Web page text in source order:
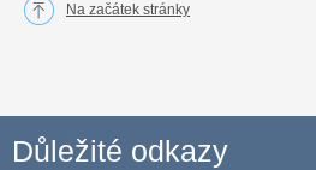
Na začátek stránky
Důležité odkazy